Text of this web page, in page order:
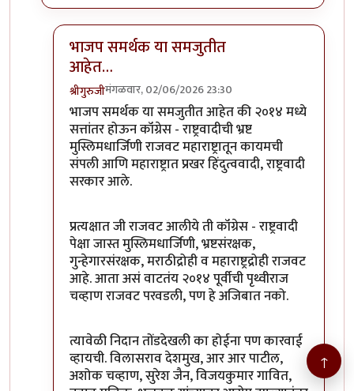
भाजप समर्थक या समजुतीत
आहेत…
श्रीगुरुजीमंगळवार, 02/06/2026 23:30
In reply toहा जोकर वाट्टेल ते बरळतोय…byकांदा लिंबू
भाजप समर्थक या समजुतीत आहेत की २०१४ मध्ये
सत्तांतर होऊन कॉंग्रेस - राष्ट्रवादीची भ्रष्ट
मुस्लिमधार्जिणी राजवट महाराष्ट्रातून कायमची
संपली आणि महाराष्ट्रात प्रखर हिंदुत्ववादी, राष्ट्रवादी
सरकार आले.
प्रत्यक्षात जी राजवट आलीये ती कॉंग्रेस - राष्ट्रवादी
पेक्षा जास्त मुस्लिमधार्जिणी, भ्रष्टसंरक्षक,
गुन्हेगारसंरक्षक, मराठीद्रोही व महाराष्ट्रद्रोही राजवट
आहे. आता असं वाटतंय २०१४ पूर्वीची पृथ्वीराज
चव्हाण राजवट परवडली, पण हे अजिबात नको.
त्यावेळी निदान तोंडदेखली का होईना पण कारवाई
व्हायची. विलासराव देशमुख, आर आर पाटील,
अशोक चव्हाण, सुरेश जैन, विजयकुमार गावित,
↑